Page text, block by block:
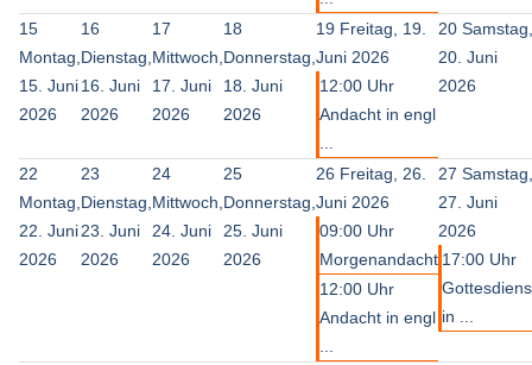
15
Montag,
15. Juni
2026
16
Dienstag,
16. Juni
2026
17
Mittwoch,
17. Juni
2026
18
Donnerstag,
18. Juni
2026
19 Freitag, 19.
Juni 2026
12:00 Uhr
Andacht in engl
...
20 Samstag,
20. Juni
2026
22
Montag,
22. Juni
2026
23
Dienstag,
23. Juni
2026
24
Mittwoch,
24. Juni
2026
25
Donnerstag,
25. Juni
2026
26 Freitag, 26.
Juni 2026
09:00 Uhr
Morgenandacht
12:00 Uhr
Andacht in engl
...
27 Samstag,
27. Juni
2026
17:00 Uhr
in ...